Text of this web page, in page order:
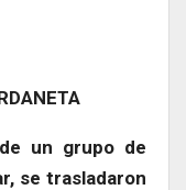
un grupo de
se trasladaron